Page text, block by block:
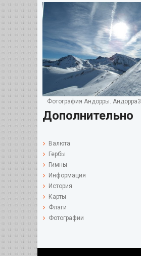
Фотография Андорры. Андорра3
Дополнительно
Валюта
Гербы
Гимны
Информация
История
Карты
Флаги
Фотографии